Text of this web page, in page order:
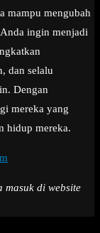
mampu mengubah
ingin menjadi
dan selalu
Dengan
mereka yang
hidup mereka.
masuk di website